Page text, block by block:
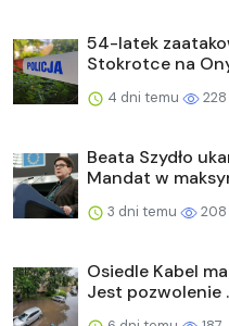
54-latek
Stokrotce na
4 dni temu 228
Beata Szydło
Mandat w
3 dni temu 208
Osiedle Kabel
Jest pozwolenie